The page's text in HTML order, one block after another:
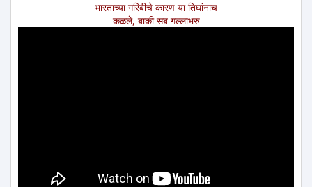
भारताच्या गरिबीचे कारण या तिघांनाच
कळले, बाकी सब गल्लाभरु